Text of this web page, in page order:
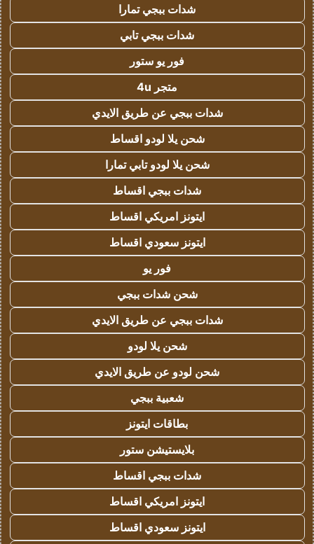
شدات ببجي تمارا
شدات ببجي تابي
فور يو ستور
متجر 4u
شدات ببجي عن طريق الايدي
شحن يلا لودو اقساط
شحن يلا لودو تابي تمارا
شدات ببجي اقساط
ايتونز امريكي اقساط
ايتونز سعودي اقساط
فور يو
شحن شدات ببجي
شدات ببجي عن طريق الايدي
شحن يلا لودو
شحن لودو عن طريق الايدي
شعبية ببجي
بطاقات ايتونز
بلايستيشن ستور
شدات ببجي اقساط
ايتونز امريكي اقساط
ايتونز سعودي اقساط